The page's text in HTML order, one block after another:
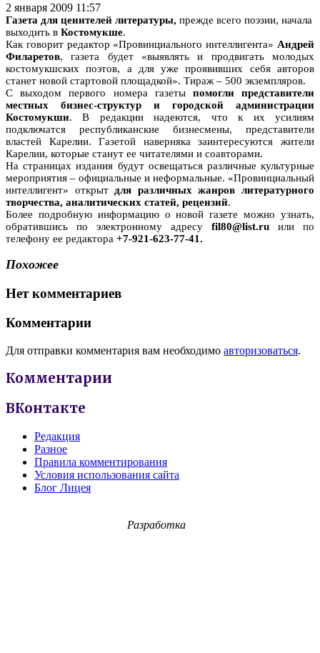
2 января 2009 11:57
Газета для ценителей литературы, прежде всего поэзии, начала
выходить в Костомукше.
Как говорит редактор «Провинциального интеллигента» Андрей
Филаретов, газета будет «выявлять и продвигать молодых
костомукшских поэтов, а для уже проявивших себя авторов
станет новой стартовой площадкой». Тираж – 500 экземпляров.
С выходом первого номера газеты помогли представители
местных бизнес-структур и городской администрации
Костомукши. В редакции надеются, что к их усилиям
подключатся республиканские бизнесмены, представители
властей Карелии. Газетой наверняка заинтересуются жители
Карелии, которые станут ее читателями и соавторами.
На страницах издания будут освещаться различные культурные
мероприятия – официальные и неформальные. «Провинциальный
интеллигент» открыт для различных жанров литературного
творчества, аналитических статей, рецензий.
Более подробную информацию о новой газете можно узнать,
обратившись по электронному адресу fil80@list.ru или по
телефону ее редактора +7-921-623-77-41.
Похожее
Нет комментариев
Комментарии
Для отправки комментария вам необходимо авторизоваться.
Комментарии
ВКонтакте
Редакция
Разное
Правила комментирования
Условия использования сайта
Блог Лицея
Разработка